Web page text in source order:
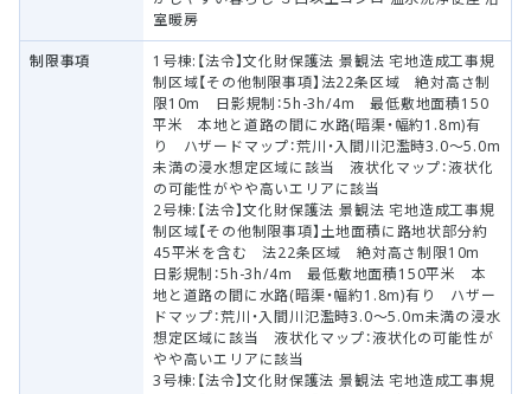
室暖房
制限事項
1号棟:【法令】文化財保護法 景観法 宅地造成工事規
制区域【その他制限事項】法22条区域 絶対高さ制
限10m 日影規制：5h-3h/4m 最低敷地面積150
平米 本地と道路の間に水路(暗渠・幅約1.8m)有
り ハザードマップ：荒川・入間川氾濫時3.0～5.0m
未満の浸水想定区域に該当 液状化マップ：液状化
の可能性がやや高いエリアに該当
2号棟:【法令】文化財保護法 景観法 宅地造成工事規
制区域【その他制限事項】土地面積に路地状部分約
45平米を含む 法22条区域 絶対高さ制限10m
日影規制：5h-3h/4m 最低敷地面積150平米 本
地と道路の間に水路(暗渠・幅約1.8m)有り ハザー
ドマップ：荒川・入間川氾濫時3.0～5.0m未満の浸水
想定区域に該当 液状化マップ：液状化の可能性が
やや高いエリアに該当
3号棟:【法令】文化財保護法 景観法 宅地造成工事規